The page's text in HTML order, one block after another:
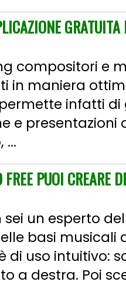
compositori e
in maniera
infatti di
e
...
PUOI CREARE
sei un esperto
basi musicali
di uso intuitivo:
a destra. Poi